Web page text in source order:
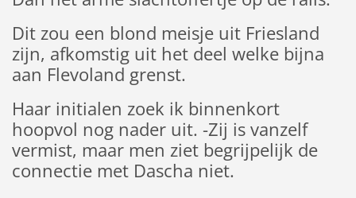
Dit zou een blond meisje uit Friesland
zijn, afkomstig uit het deel welke bijna
aan Flevoland grenst.
Haar initialen zoek ik binnenkort
hoopvol nog nader uit. -Zij is vanzelf
vermist, maar men ziet begrijpelijk de
connectie met Dascha niet.